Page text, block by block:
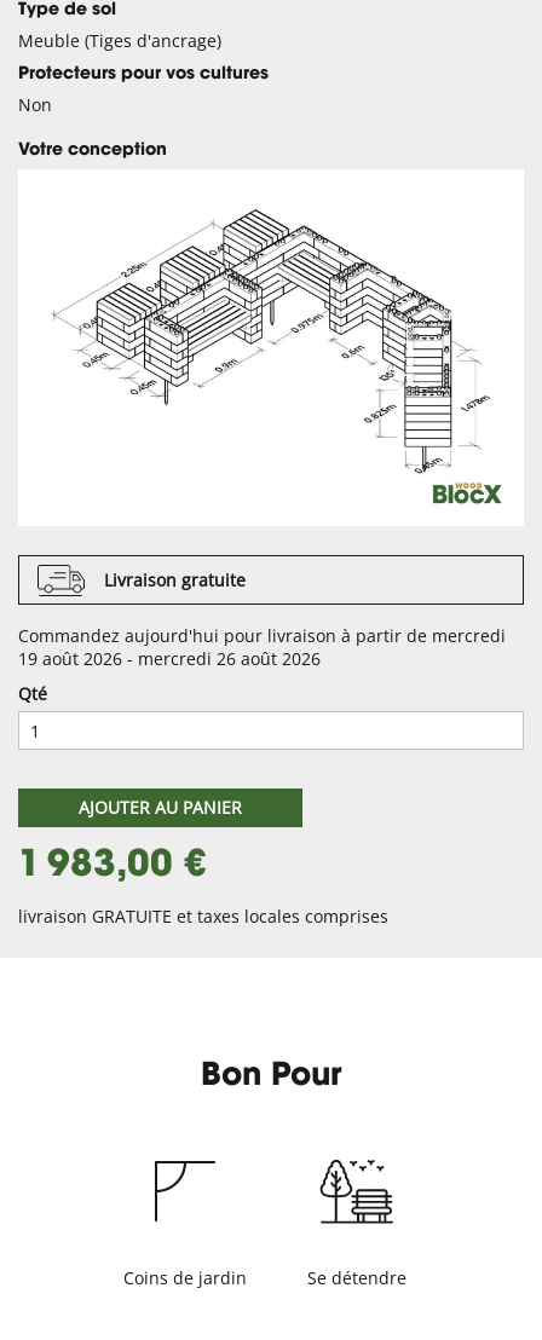
Type de sol
Meuble (Tiges d'ancrage)
Protecteurs pour vos cultures
Non
Votre conception
Livraison gratuite
Commandez aujourd'hui pour livraison à partir de mercredi
19 août 2026 - mercredi 26 août 2026
Qté
AJOUTER AU PANIER
1 983,00 €
livraison GRATUITE et taxes locales comprises
Bon Pour
Coins de jardin Se détendre